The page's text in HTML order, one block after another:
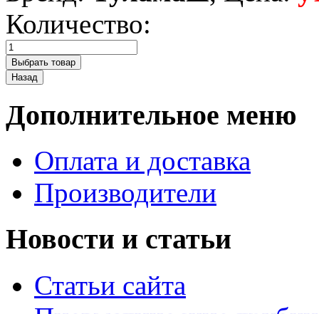
Количество:
Дополнительное меню
Оплата и доставка
Производители
Новости и статьи
Статьи сайта